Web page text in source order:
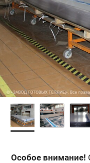
Особое внимание!